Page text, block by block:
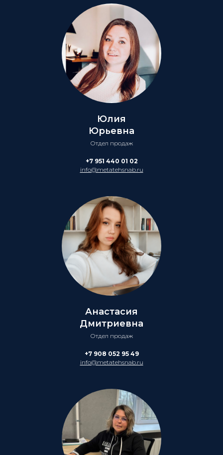
Юлия
Юрьевна
Отдел продаж
+7 951 440 01 02
info@metatehsnab.ru
Анастасия
Дмитриевна
Отдел продаж
+7 908 052 95 49
info@metatehsnab.ru